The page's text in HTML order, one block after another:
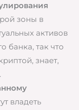
зоны в
активов
банка, так что
знает,
владеть